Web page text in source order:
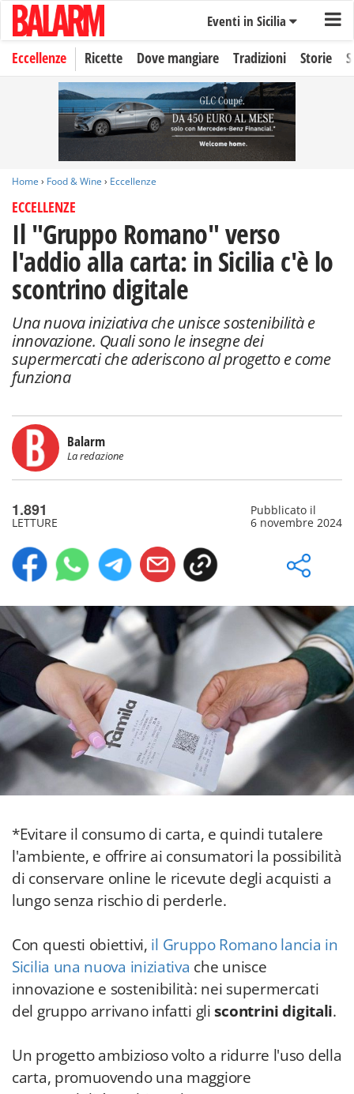
Eventi in Sicilia
Eccellenze Ricette Dove mangiare Tradizioni Storie
Home › Food & Wine › Eccellenze
ECCELLENZE
Il "Gruppo Romano" verso
l'addio alla carta: in Sicilia c'è lo
scontrino digitale
Una nuova iniziativa che unisce sostenibilità e
innovazione. Quali sono le insegne dei
supermercati che aderiscono al progetto e come
funziona
Balarm
La redazione
1.891
LETTURE
Pubblicato il
6 novembre 2024
*Evitare il consumo di carta, e quindi tutalere
l'ambiente, e offrire ai consumatori la possibilità
di conservare online le ricevute degli acquisti a
lungo senza rischio di perderle.
Con questi obiettivi, il Gruppo Romano lancia in
Sicilia una nuova iniziativa che unisce
innovazione e sostenibilità: nei supermercati
del gruppo arrivano infatti gliscontrini digitali.
Un progetto ambizioso volto a ridurre l'uso della
carta, promuovendo una maggiore